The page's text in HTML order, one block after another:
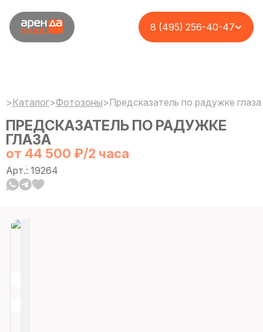
8 (495) 256-40-47
>Каталог>Фотозоны>Предсказатель по радужке глаза
ПРЕДСКАЗАТЕЛЬ ПО РАДУЖКЕ
ГЛАЗА
от 44 500 ₽/2 часа
Арт.: 19264